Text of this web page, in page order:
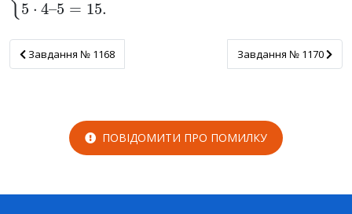
Завдання № 1168
Завдання № 1168 Завдання № 1170
Завдання № 1170
ПОВІДОМИТИ ПРО ПОМИЛКУ